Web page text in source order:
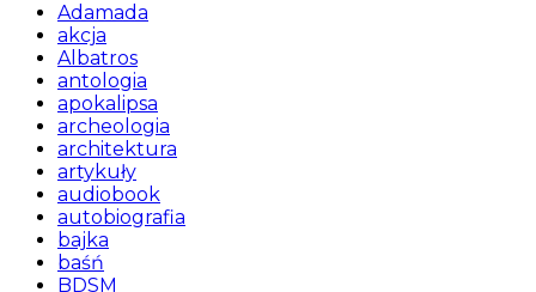
Adamada
akcja
Albatros
antologia
apokalipsa
archeologia
architektura
artykuły
audiobook
autobiografia
bajka
baśń
BDSM